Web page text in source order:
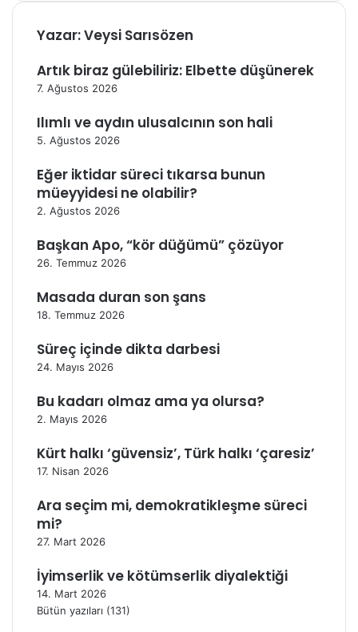
d
m
Yazar: Veysi Sarısözen
Artık biraz gülebiliriz: Elbette düşünerek
7. Ağustos 2026
Ilımlı ve aydın ulusalcının son hali
5. Ağustos 2026
Eğer iktidar süreci tıkarsa bunun
müeyyidesi ne olabilir?
2. Ağustos 2026
Başkan Apo, “kör düğümü” çözüyor
26. Temmuz 2026
Masada duran son şans
18. Temmuz 2026
Süreç içinde dikta darbesi
24. Mayıs 2026
Bu kadarı olmaz ama ya olursa?
2. Mayıs 2026
Kürt halkı ‘güvensiz’, Türk halkı ‘çaresiz’
17. Nisan 2026
Ara seçim mi, demokratikleşme süreci
mi?
27. Mart 2026
İyimserlik ve kötümserlik diyalektiği
14. Mart 2026
Bütün yazıları (131)